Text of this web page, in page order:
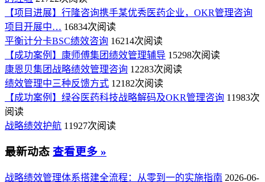
【项目进展】行隆咨询携手某优秀医药企业，OKR管理咨询
项目开展中… 16834次阅读
平衡计分卡BSC绩效咨询 16214次阅读
【成功案例】康师傅集团绩效管理辅导 15298次阅读
康恩贝集团战略绩效管理咨询 12283次阅读
绩效管理中三种反馈方式 12182次阅读
【成功案例】绿谷医药科技战略解码及OKR管理咨询 11983次
阅读
战略绩效护航 11927次阅读
最新动态 查看更多 »
战略绩效管理体系搭建全流程：从零到一的实施指南 2026-06-